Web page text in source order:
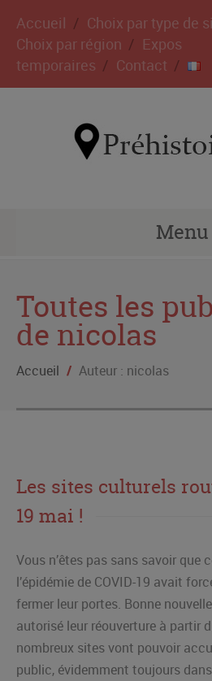
Accueil
Choix par type de
Choix par région
Expos
temporaires
Contact
Menu
Toutes les
de nicolas
Accueil / Auteur : nicolas
Les sites culturels
19 mai !
Vous n’êtes pas sans savoir que
l’épidémie de COVID-19 avait
fermer leur portes. Bonne
autorisé leur réouverture à partir
nombreux sites vont pouvoir
public, évidemment toujours